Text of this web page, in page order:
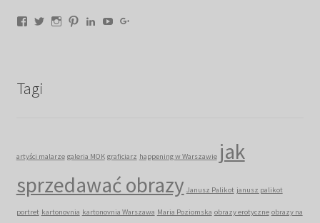
Facebook
TwitterInstagram
PinterestLinkedIn
YouTube
Tagi
artyści malarze galeria MOK graficiarz happening w Warszawie jak
sprzedawać obrazy Janusz Palikot janusz palikot
portret kartonovnia kartonovnia Warszawa Maria Poziomska obrazy erotyczne obrazy na